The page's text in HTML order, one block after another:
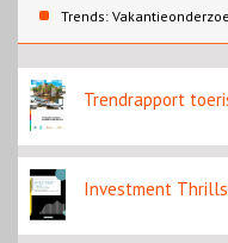
contentbron
Trends:
Trendrapport
Investment Thrills